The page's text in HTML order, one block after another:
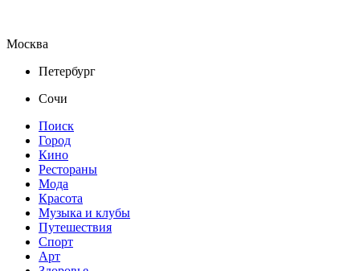
Москва
Петербург
Сочи
Поиск
Город
Кино
Рестораны
Мода
Красота
Музыка и клубы
Путешествия
Спорт
Арт